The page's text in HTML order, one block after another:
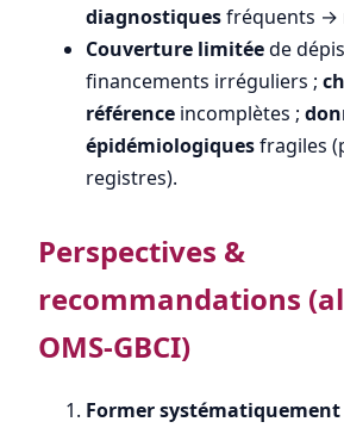
diagnostiquesfréquents →
Couverture limitéede
financements irréguliers ;
référence incomplètes ;
épidémiologiquesfragiles
registres).
Perspectives &
recommandations
OMS-GBCI)
Former systématiquement